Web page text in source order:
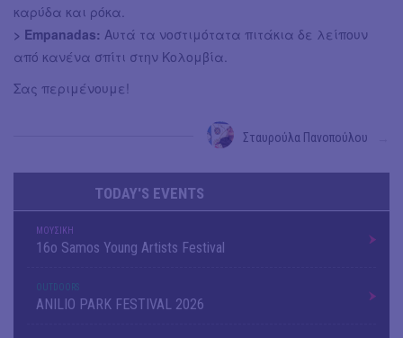
καρύδα και ρόκα.
> Empanadas: Αυτά τα νοστιμότατα πιτάκια δε λείπουν
από κανένα σπίτι στην Κολομβία.
Σας περιμένουμε!
Σταυρούλα Πανοπούλου
TODAY'S EVENTS
ΜΟΥΣΙΚΗ
16o Samos Young Artists Festival
OUTDΟORS
ANILIO PARK FESTIVAL 2026